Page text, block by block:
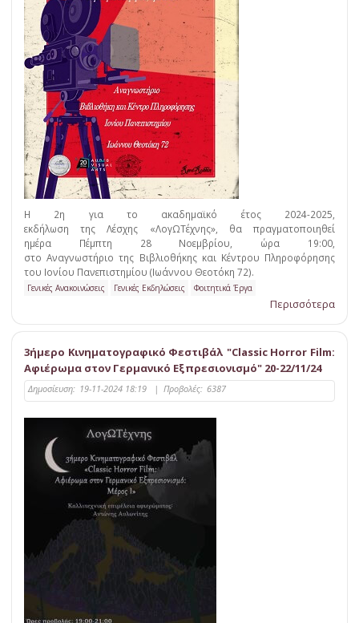
Η 2η για το ακαδημαϊκό έτος 2024-2025,
εκδήλωση της Λέσχης «ΛογΩΤέχνης», θα πραγματοποιηθεί
ημέρα Πέμπτη 28 Νοεμβρίου, ώρα 19:00,
στο Αναγνωστήριο της Βιβλιοθήκης και Κέντρου Πληροφόρησης
του Ιονίου Πανεπιστημίου (Ιωάννου Θεοτόκη 72).
Γενικές Ανακοινώσεις Γενικές Εκδηλώσεις Φοιτητικά Έργα
Περισσότερα
3ήμερο Κινηματογραφικό Φεστιβάλ "Classic Horror Film:
Αφιέρωμα στον Γερμανικό Εξπρεσιονισμό" 20-22/11/24
Δημοσίευση: 19-11-2024 18:19 | Προβολές: 6387